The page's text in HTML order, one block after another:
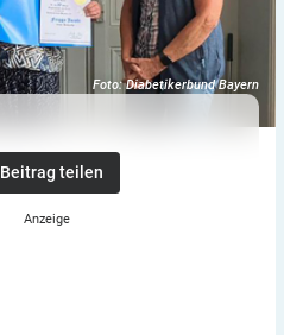
Foto: Diabetikerbund Bayern
Beitrag teilen